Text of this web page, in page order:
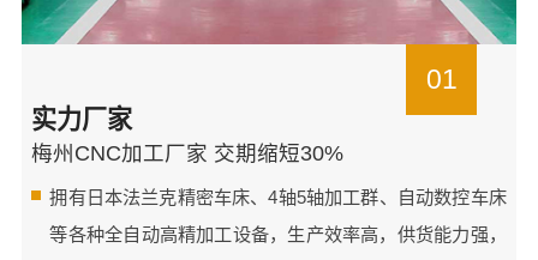
01
实力厂家
梅州CNC加工厂家 交期缩短30%
拥有日本法兰克精密车床、4轴5轴加工群、自动数控车床
等各种全自动高精加工设备，生产效率高，供货能力强，